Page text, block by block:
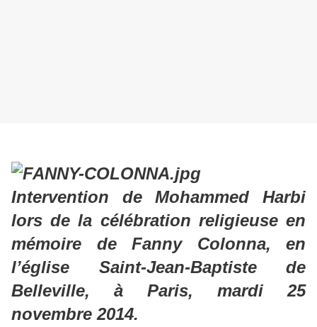
Intervention de Mohammed Harbi
lors de la célébration religieuse en
mémoire de Fanny Colonna, en
l’église Saint-Jean-Baptiste de
Belleville, à Paris, mardi 25
novembre 2014.